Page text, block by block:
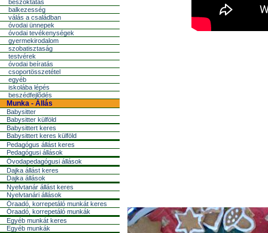
beszoktatás
balkezesség
válás a családban
óvodai ünnepek
óvodai tevékenységek
gyermekirodalom
szobatisztaság
testvérek
óvodai beíratás
csoportösszetétel
egyéb
iskolába lépés
beszédfejlõdés
Munka - Állás
Babysitter
Babysitter külföld
Babysittert keres
Babysittert keres külföld
Pedagógus állást keres
Pedagógusi állások
Óvodapedagógusi állások
Dajka állást keres
Dajka állások
Nyelvtanár állást keres
Nyelvtanári állások
Óraadó, korrepetáló munkát keres
Óraadó, korrepetáló munkák
Egyéb munkát keres
Egyéb munkák